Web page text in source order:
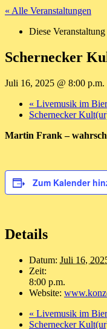
« Alle Veranstaltungen
Diese
Schernecker
Juli 16, 2025 @ 8:00 p.m.
« Livemusik im
Schernecker
Martin Frank –
Zum Kalender
Details
Datum: Juli 16,
Zeit:
8:00 p.m.
Website:
« Livemusik im
Schernecker